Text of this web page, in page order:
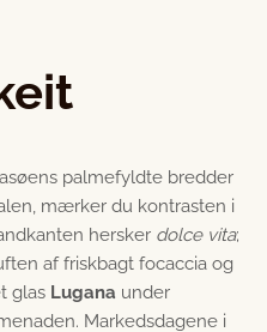
palmefyldte bredder
mærker du kontrasten i
hersker dolce vita;
af friskbagt focaccia og
glas Lugana under
Markedsdagene i